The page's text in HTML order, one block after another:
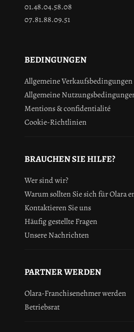
01.48.04.58.08
07.81.88.09.51
BEDINGUNGEN
Allgemeine Verkaufsbedingungen
Allgemeine
Mentions & confidentialité
Cookie-Richtlinien
BRAUCHEN SIE HILFE?
Wer sind wir?
Warum sollten Sie sich für Olara
Kontaktieren Sie uns
Häufig gestellte Fragen
Unsere Nachrichten
PARTNER WERDEN
Olara-Franchisenehmer werden
Betriebsrat